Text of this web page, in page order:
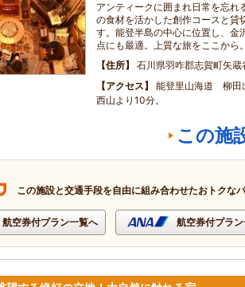
アンティークに囲まれ日常を忘れ
の食材を活かした創作コースと貸
す。能登半島の中心に位置し、金
点にも最適。上質な旅をここから
住所
石川県羽咋郡志賀町矢
アクセス
能登里山海道 柳田
西山より10分。
この施
この施設と交通手段を自由に組み合わせたおトクな
航空券付プラン一覧へ 航空券付プラ